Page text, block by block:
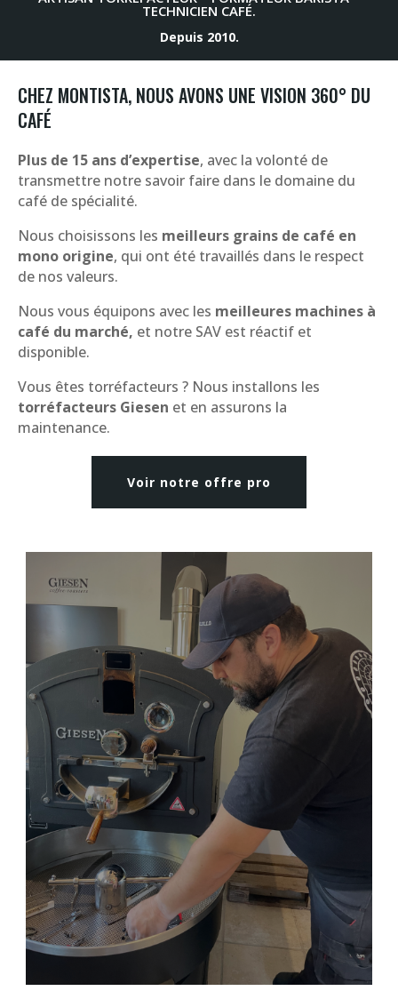
TECHNICIEN CAFÉ.
Depuis 2010.
CHEZ MONTISTA, NOUS AVONS UNE VISION 360° DU
CAFÉ
Plus de 15 ans d’expertise, avec la volonté de
transmettre notre savoir faire dans le domaine du
café de spécialité.
Nous choisissons les meilleurs grains de café en
mono origine, qui ont été travaillés dans le respect
de nos valeurs.
Nous vous équipons avec les meilleures machines à
café du marché, et notre SAV est réactif et
disponible.
Vous êtes torréfacteurs ? Nous installons les
torréfacteurs Giesen et en assurons la
maintenance.
Voir notre offre pro